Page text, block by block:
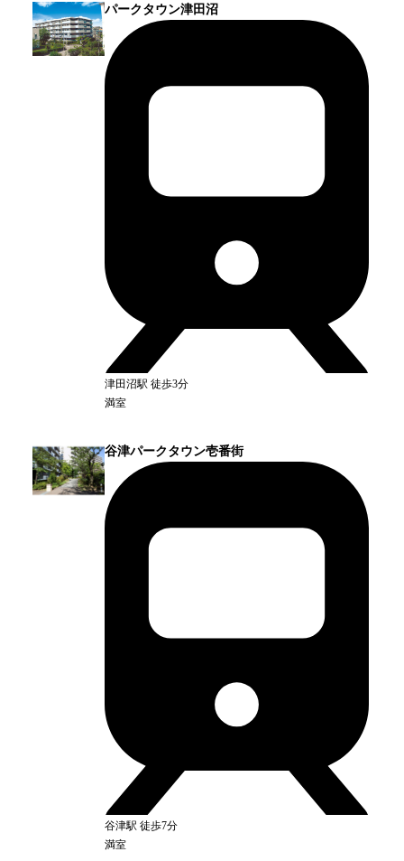
パークタウン津田沼
津田沼駅 徒歩3分
満室
谷津パークタウン壱番街
谷津駅 徒歩7分
満室